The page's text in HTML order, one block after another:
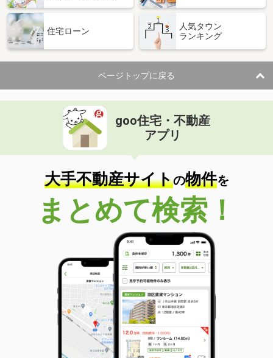
住宅ローン
人気タウン
ランキング
ページトップに戻る
goo住宅・不動産
アプリ
大手不動産サイトの物件を
まとめて検索！